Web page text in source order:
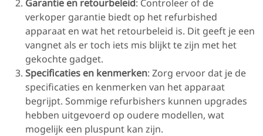
Garantie en retourbeleid: Controleer of de
verkoper garantie biedt op het refurbished
apparaat en wat het retourbeleid is. Dit geeft je een
vangnet als er toch iets mis blijkt te zijn met het
gekochte gadget.
Specificaties en kenmerken: Zorg ervoor dat je de
specificaties en kenmerken van het apparaat
begrijpt. Sommige refurbishers kunnen upgrades
hebben uitgevoerd op oudere modellen, wat
mogelijk een pluspunt kan zijn.